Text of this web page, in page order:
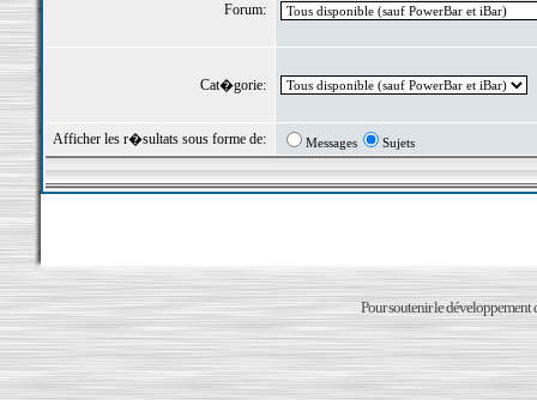
Forum:
Cat�gorie:
Afficher les r�sultats sous forme de: Messages Sujets
Pour soutenir le développement